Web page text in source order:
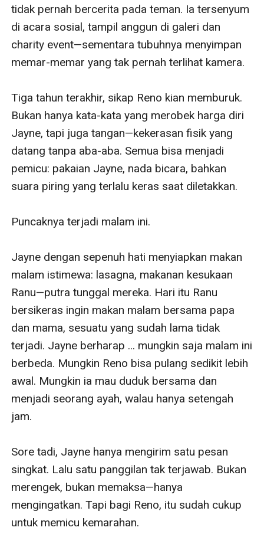
tidak pernah bercerita pada teman. Ia tersenyum
di acara sosial, tampil anggun di galeri dan
charity event—sementara tubuhnya menyimpan
memar-memar yang tak pernah terlihat kamera.
Tiga tahun terakhir, sikap Reno kian memburuk.
Bukan hanya kata-kata yang merobek harga diri
Jayne, tapi juga tangan—kekerasan fisik yang
datang tanpa aba-aba. Semua bisa menjadi
pemicu: pakaian Jayne, nada bicara, bahkan
suara piring yang terlalu keras saat diletakkan.
Puncaknya terjadi malam ini.
Jayne dengan sepenuh hati menyiapkan makan
malam istimewa: lasagna, makanan kesukaan
Ranu—putra tunggal mereka. Hari itu Ranu
bersikeras ingin makan malam bersama papa
dan mama, sesuatu yang sudah lama tidak
terjadi. Jayne berharap ... mungkin saja malam ini
berbeda. Mungkin Reno bisa pulang sedikit lebih
awal. Mungkin ia mau duduk bersama dan
menjadi seorang ayah, walau hanya setengah
jam.
Sore tadi, Jayne hanya mengirim satu pesan
singkat. Lalu satu panggilan tak terjawab. Bukan
merengek, bukan memaksa—hanya
mengingatkan. Tapi bagi Reno, itu sudah cukup
untuk memicu kemarahan.